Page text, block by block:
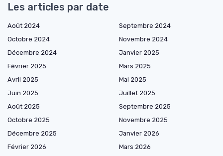
Les articles par date
Août 2024
Septembre 2024
Octobre 2024
Novembre 2024
Décembre 2024
Janvier 2025
Février 2025
Mars 2025
Avril 2025
Mai 2025
Juin 2025
Juillet 2025
Août 2025
Septembre 2025
Octobre 2025
Novembre 2025
Décembre 2025
Janvier 2026
Février 2026
Mars 2026